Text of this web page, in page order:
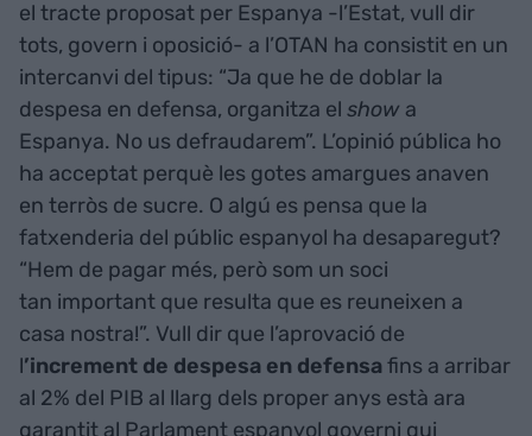
el tracte proposat per Espanya -l’Estat, vull dir
tots, govern i oposició- a l’OTAN ha consistit en un
intercanvi del tipus: “Ja que he de doblar la
despesa en defensa, organitza el show a
Espanya. No us defraudarem”. L’opinió pública ho
ha acceptat perquè les gotes amargues anaven
en terròs de sucre. O algú es pensa que la
fatxenderia del públic espanyol ha desaparegut?
“Hem de pagar més, però som un soci
tan important que resulta que es reuneixen a
casa nostra!”. Vull dir que l’aprovació de
l’increment de despesa en defensafins a arribar
al 2% del PIB al llarg dels proper anys està ara
garantit al Parlament espanyol governi qui